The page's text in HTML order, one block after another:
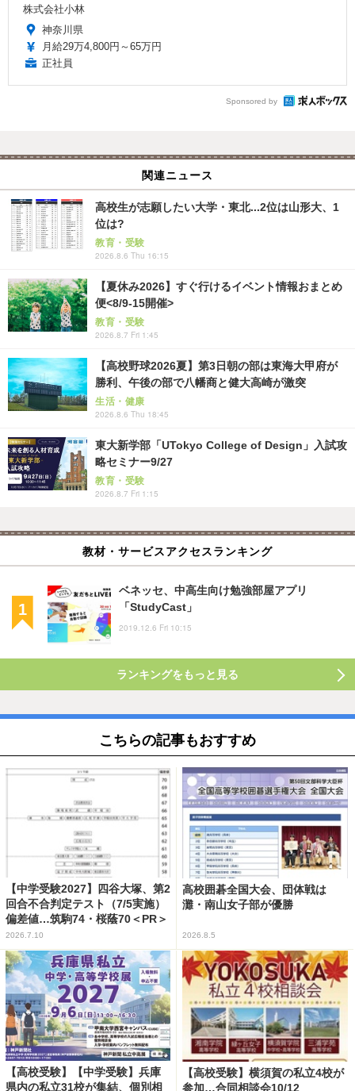
株式会社小林
神奈川県
月給29万4,800円～65万円
正社員
Sponsored by
関連ニュース
高校生が志願したい大学・東北...2位は山形大、1
位は?
教育・受験
2026.8.6 Thu 16:15
【夏休み2026】すぐ行けるイベント情報おまとめ
便<8/9-15開催>
教育・受験
2026.8.7 Fri 1:45
【高校野球2026夏】第3日朝の部は東海大甲府が
勝利、午後の部で八幡商と健大高崎が激突
生活・健康
2026.8.6 Thu 18:45
東大新学部「UTokyo College of Design」入試攻
略セミナー9/27
教育・受験
2026.8.7 Fri 1:15
教材・サービスアクセスランキング
ベネッセ、中高生向け勉強部屋アプリ
「StudyCast」
2019.12.6 Fri 10:15
ランキングをもっと見る
こちらの記事もおすすめ
【中学受験2027】四谷大塚、第2
回合不合判定テスト（7/5実施）
偏差値…筑駒74・桜蔭70＜PR＞
2026.7.10
高校囲碁全国大会、団体戦は
灘・南山女子部が優勝
2026.8.5
【高校受験】【中学受験】兵庫
県内の私立31校が集結、個別相
【高校受験】横須賀の私立4校が
参加…合同相談会10/12